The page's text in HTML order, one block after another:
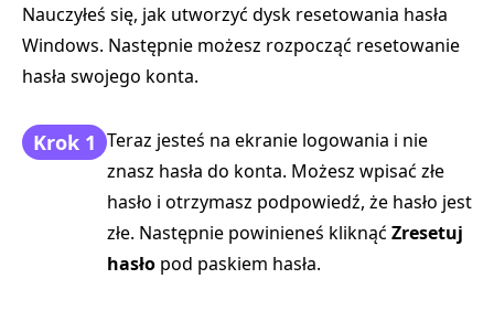
Nauczyłeś się, jak utworzyć dysk resetowania hasła
Windows. Następnie możesz rozpocząć resetowanie
hasła swojego konta.
Krok 1 Teraz jesteś na ekranie logowania i nie
znasz hasła do konta. Możesz wpisać złe
hasło i otrzymasz podpowiedź, że hasło jest
złe. Następnie powinieneś kliknąć Zresetuj
hasło pod paskiem hasła.